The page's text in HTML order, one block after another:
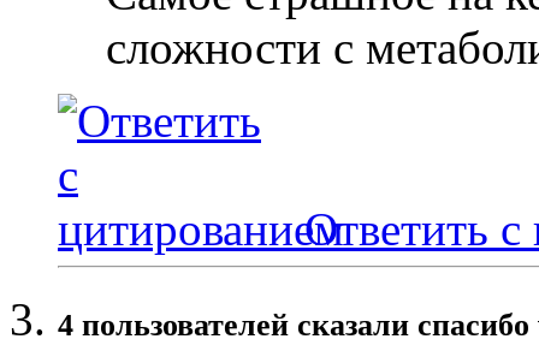
сложности с
Ответить с
4 пользователей сказали